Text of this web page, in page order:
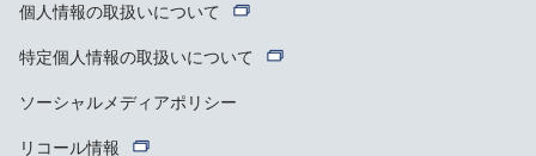
個人情報の取扱いについて
特定個人情報の取扱いについて
ソーシャルメディアポリシー
リコール情報